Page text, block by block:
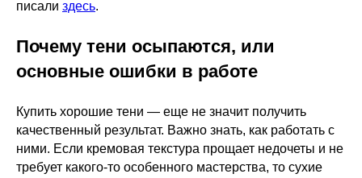
писали здесь.
Почему тени осыпаются, или
основные ошибки в работе
Купить хорошие тени — еще не значит получить
качественный результат. Важно знать, как работать с
ними. Если кремовая текстура прощает недочеты и не
требует какого-то особенного мастерства, то сухие